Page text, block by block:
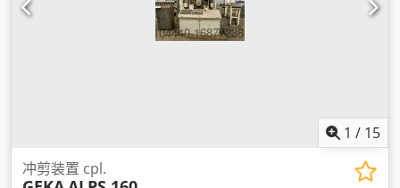
1 / 15
冲剪装置 cpl.